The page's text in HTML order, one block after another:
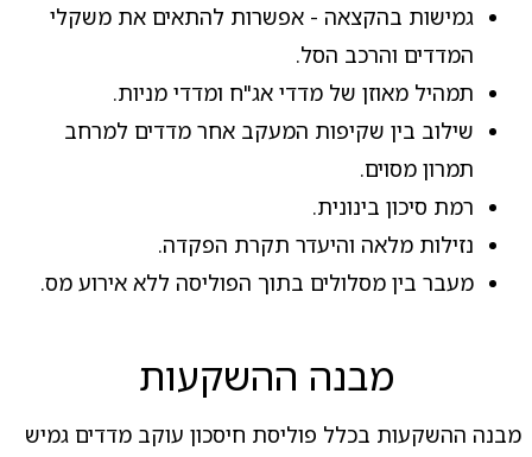
גמישות בהקצאה - אפשרות להתאים את משקלי
המדדים והרכב הסל.
תמהיל מאוזן של מדדי אג"ח ומדדי מניות.
שילוב בין שקיפות המעקב אחר מדדים למרחב
תמרון מסוים.
רמת סיכון בינונית.
נזילות מלאה והיעדר תקרת הפקדה.
מעבר בין מסלולים בתוך הפוליסה ללא אירוע מס.
מבנה ההשקעות
מבנה ההשקעות בכלל פוליסת חיסכון עוקב מדדים גמיש